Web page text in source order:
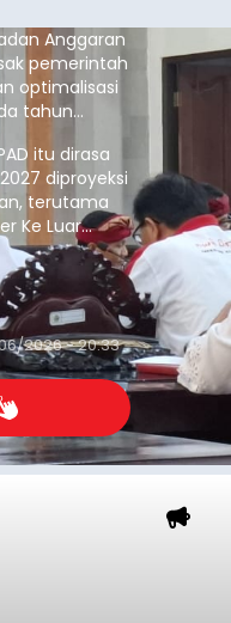
Anggaran
pemerintah
optimalisasi
tahun
itu dirasa
diproyeksi
terutama
Ke Luar
2026 - 20:33